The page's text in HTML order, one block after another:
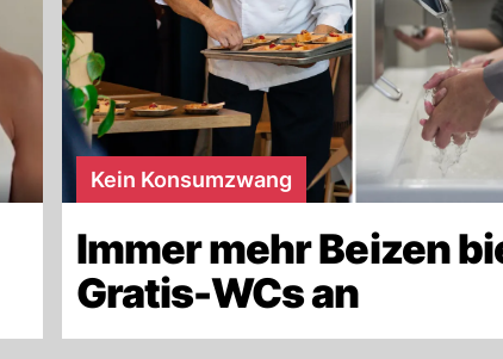
Kein Konsumzwang
Immer mehr Beizen
Gratis-WCs an